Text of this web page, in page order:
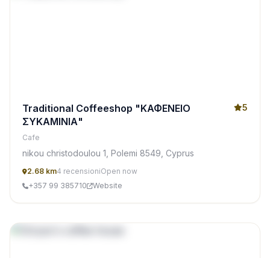
Traditional Coffeeshop "ΚΑΦΕΝΕΙΟ
ΣΥΚΑΜΙΝΙΑ"
5
Cafe
nikou christodoulou 1, Polemi 8549, Cyprus
2.68 km4 recensioniOpen now
+357 99 385710
Website